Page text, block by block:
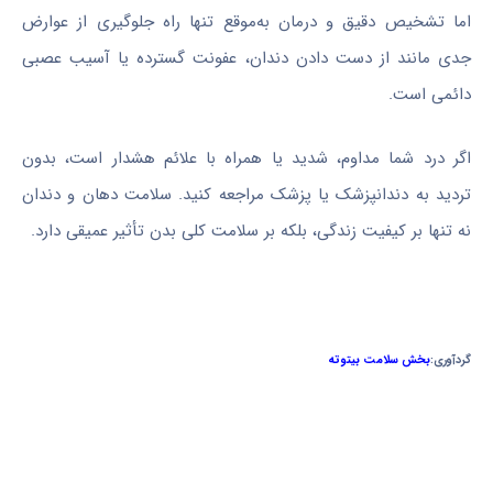
اما تشخیص دقیق و درمان به‌موقع تنها راه جلوگیری از عوارض
جدی مانند از دست دادن دندان، عفونت گسترده یا آسیب عصبی
دائمی است.
اگر درد شما مداوم، شدید یا همراه با علائم هشدار است، بدون
تردید به دندانپزشک یا پزشک مراجعه کنید. سلامت دهان و دندان
نه تنها بر کیفیت زندگی، بلکه بر سلامت کلی بدن تأثیر عمیقی دارد.
گردآوری:بخش سلامت بیتوته